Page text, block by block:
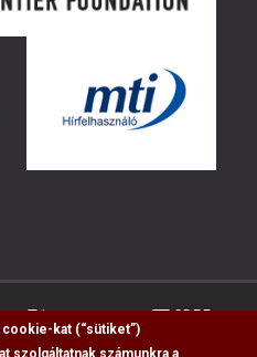
Impresszum GDPR
kat (“sütiket”)
szolgáltatnak számunkra a